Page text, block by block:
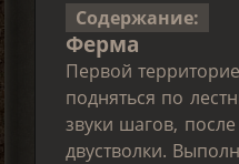
Дорога-4
Дорога-
Свалка
Город и
Содержание:
Ферма
Первой
подняться по
звуки шагов,
двустволки.